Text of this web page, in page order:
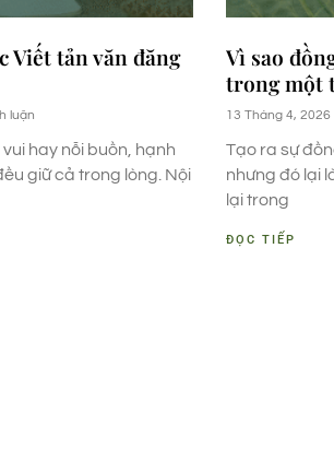
Viết tản văn đăng
luận
hay nỗi buồn, hạnh
giữ cả trong lòng. Nội
Vì sao
trong một
13 Tháng 4, 2026
Tạo ra sự
nhưng đó lại
lại trong
ĐỌC TIẾP